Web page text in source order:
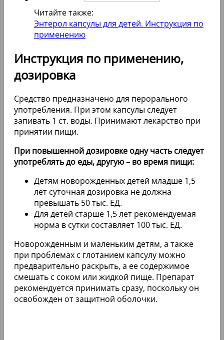
Читайте также:
Энтерол капсулы для детей. Инструкция по
применению
Инструкция по применению,
дозировка
Средство предназначено для перорального
употребления. При этом капсулы следует
запивать 1 ст. воды. Принимают лекарство при
принятии пищи.
При повышенной дозировке одну часть следует
употреблять до еды, другую – во время пищи:
Детям новорожденных детей младше 1,5
лет суточная дозировка не должна
превышать 50 тыс. ЕД.
Для детей старше 1,5 лет рекомендуемая
норма в сутки составляет 100 тыс. ЕД.
Новорожденным и маленьким детям, а также
при проблемах с глотанием капсулу можно
предварительно раскрыть, а ее содержимое
смешать с соком или жидкой пище. Препарат
рекомендуется принимать сразу, поскольку он
освобожден от защитной оболочки.